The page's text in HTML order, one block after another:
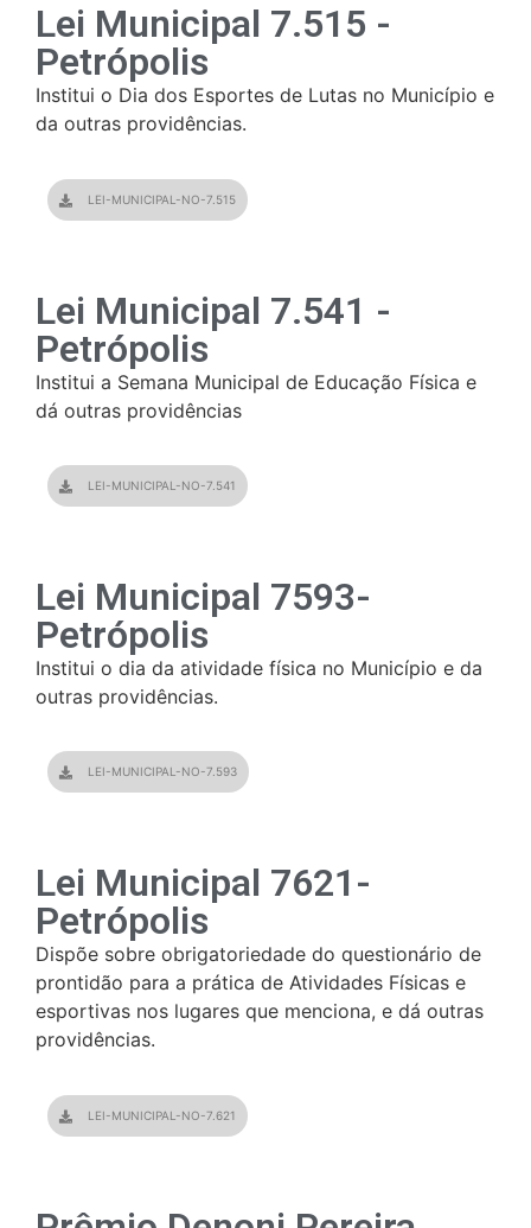
Lei Municipal 7.515 -
Petrópolis
Institui o Dia dos Esportes de Lutas no Município e
da outras providências.
LEI-MUNICIPAL-NO-7.515
Lei Municipal 7.541 -
Petrópolis
Institui a Semana Municipal de Educação Física e
dá outras providências
LEI-MUNICIPAL-NO-7.541
Lei Municipal 7593-
Petrópolis
Institui o dia da atividade física no Município e da
outras providências.
LEI-MUNICIPAL-NO-7.593
Lei Municipal 7621-
Petrópolis
Dispõe sobre obrigatoriedade do questionário de
prontidão para a prática de Atividades Físicas e
esportivas nos lugares que menciona, e dá outras
providências.
LEI-MUNICIPAL-NO-7.621